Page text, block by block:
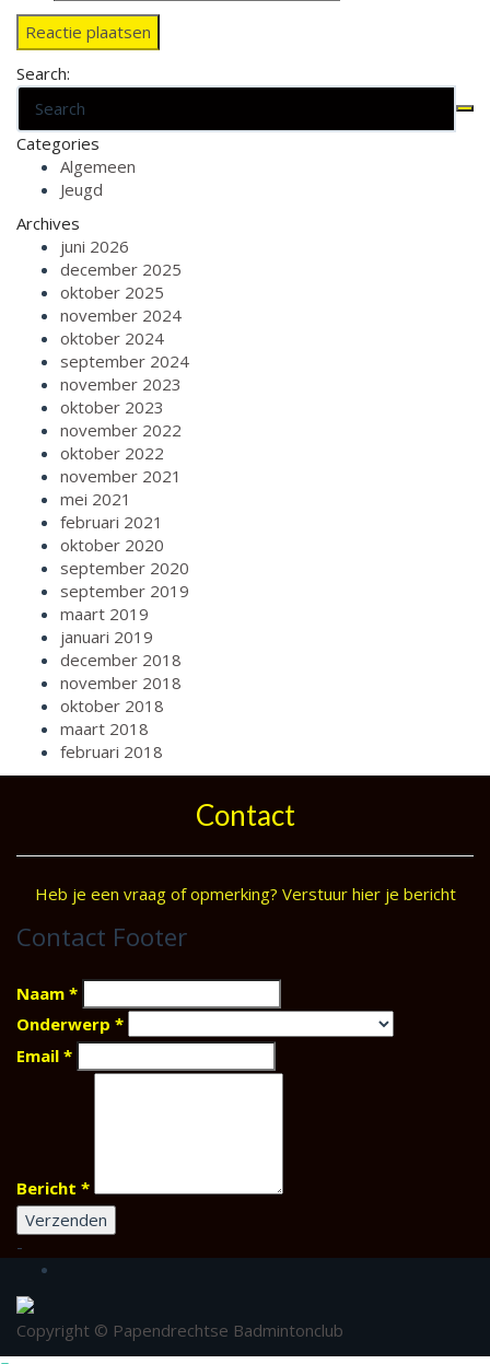
Search:
Categories
Algemeen
Jeugd
Archives
juni 2026
december 2025
oktober 2025
november 2024
oktober 2024
september 2024
november 2023
oktober 2023
november 2022
oktober 2022
november 2021
mei 2021
februari 2021
oktober 2020
september 2020
september 2019
maart 2019
januari 2019
december 2018
november 2018
oktober 2018
maart 2018
februari 2018
Contact
Heb je een vraag of opmerking? Verstuur hier je bericht
Contact Footer
Naam *
Onderwerp *
Email *
Bericht *
Verzenden
-
Copyright © Papendrechtse Badmintonclub